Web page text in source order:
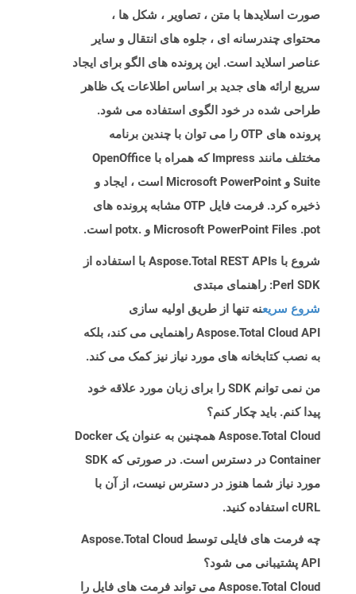
صورت اسلایدها با متن ، تصاویر ، شکل ها ،
محتوای چندرسانه ای ، جلوه های انتقال و سایر
عناصر اسلاید است. این پرونده های الگو برای ایجاد
سریع ارائه های جدید بر اساس اطلاعات یک ظاهر
طراحی شده در خود الگوی استفاده می شود.
پرونده های OTP را می توان با چندین برنامه
مختلف مانند Impress که همراه با OpenOffice
Suite و Microsoft PowerPoint است ، ایجاد و
ذخیره کرد. فرمت فایل OTP مشابه پرونده های
Microsoft PowerPoint Files .pot و .potx است.
شروع با Aspose.Total REST APIs با استفاده از
Perl SDK: راهنمای مبتدی
شروع سریعنه تنها از طریق اولیه سازی
Aspose.Total Cloud API راهنمایی می کند، بلکه
به نصب کتابخانه های مورد نیاز نیز کمک می کند.
من نمی توانم SDK را برای زبان مورد علاقه خود
پیدا کنم. باید چکار کنم؟
Aspose.Total Cloud همچنین به عنوان یک Docker
Container در دسترس است. در صورتی که SDK
مورد نیاز شما هنوز در دسترس نیست، از آن با
cURL استفاده کنید.
چه فرمت های فایلی توسط Aspose.Total Cloud
API پشتیبانی می شود؟
Aspose.Total Cloud می تواند فرمت های فایل را